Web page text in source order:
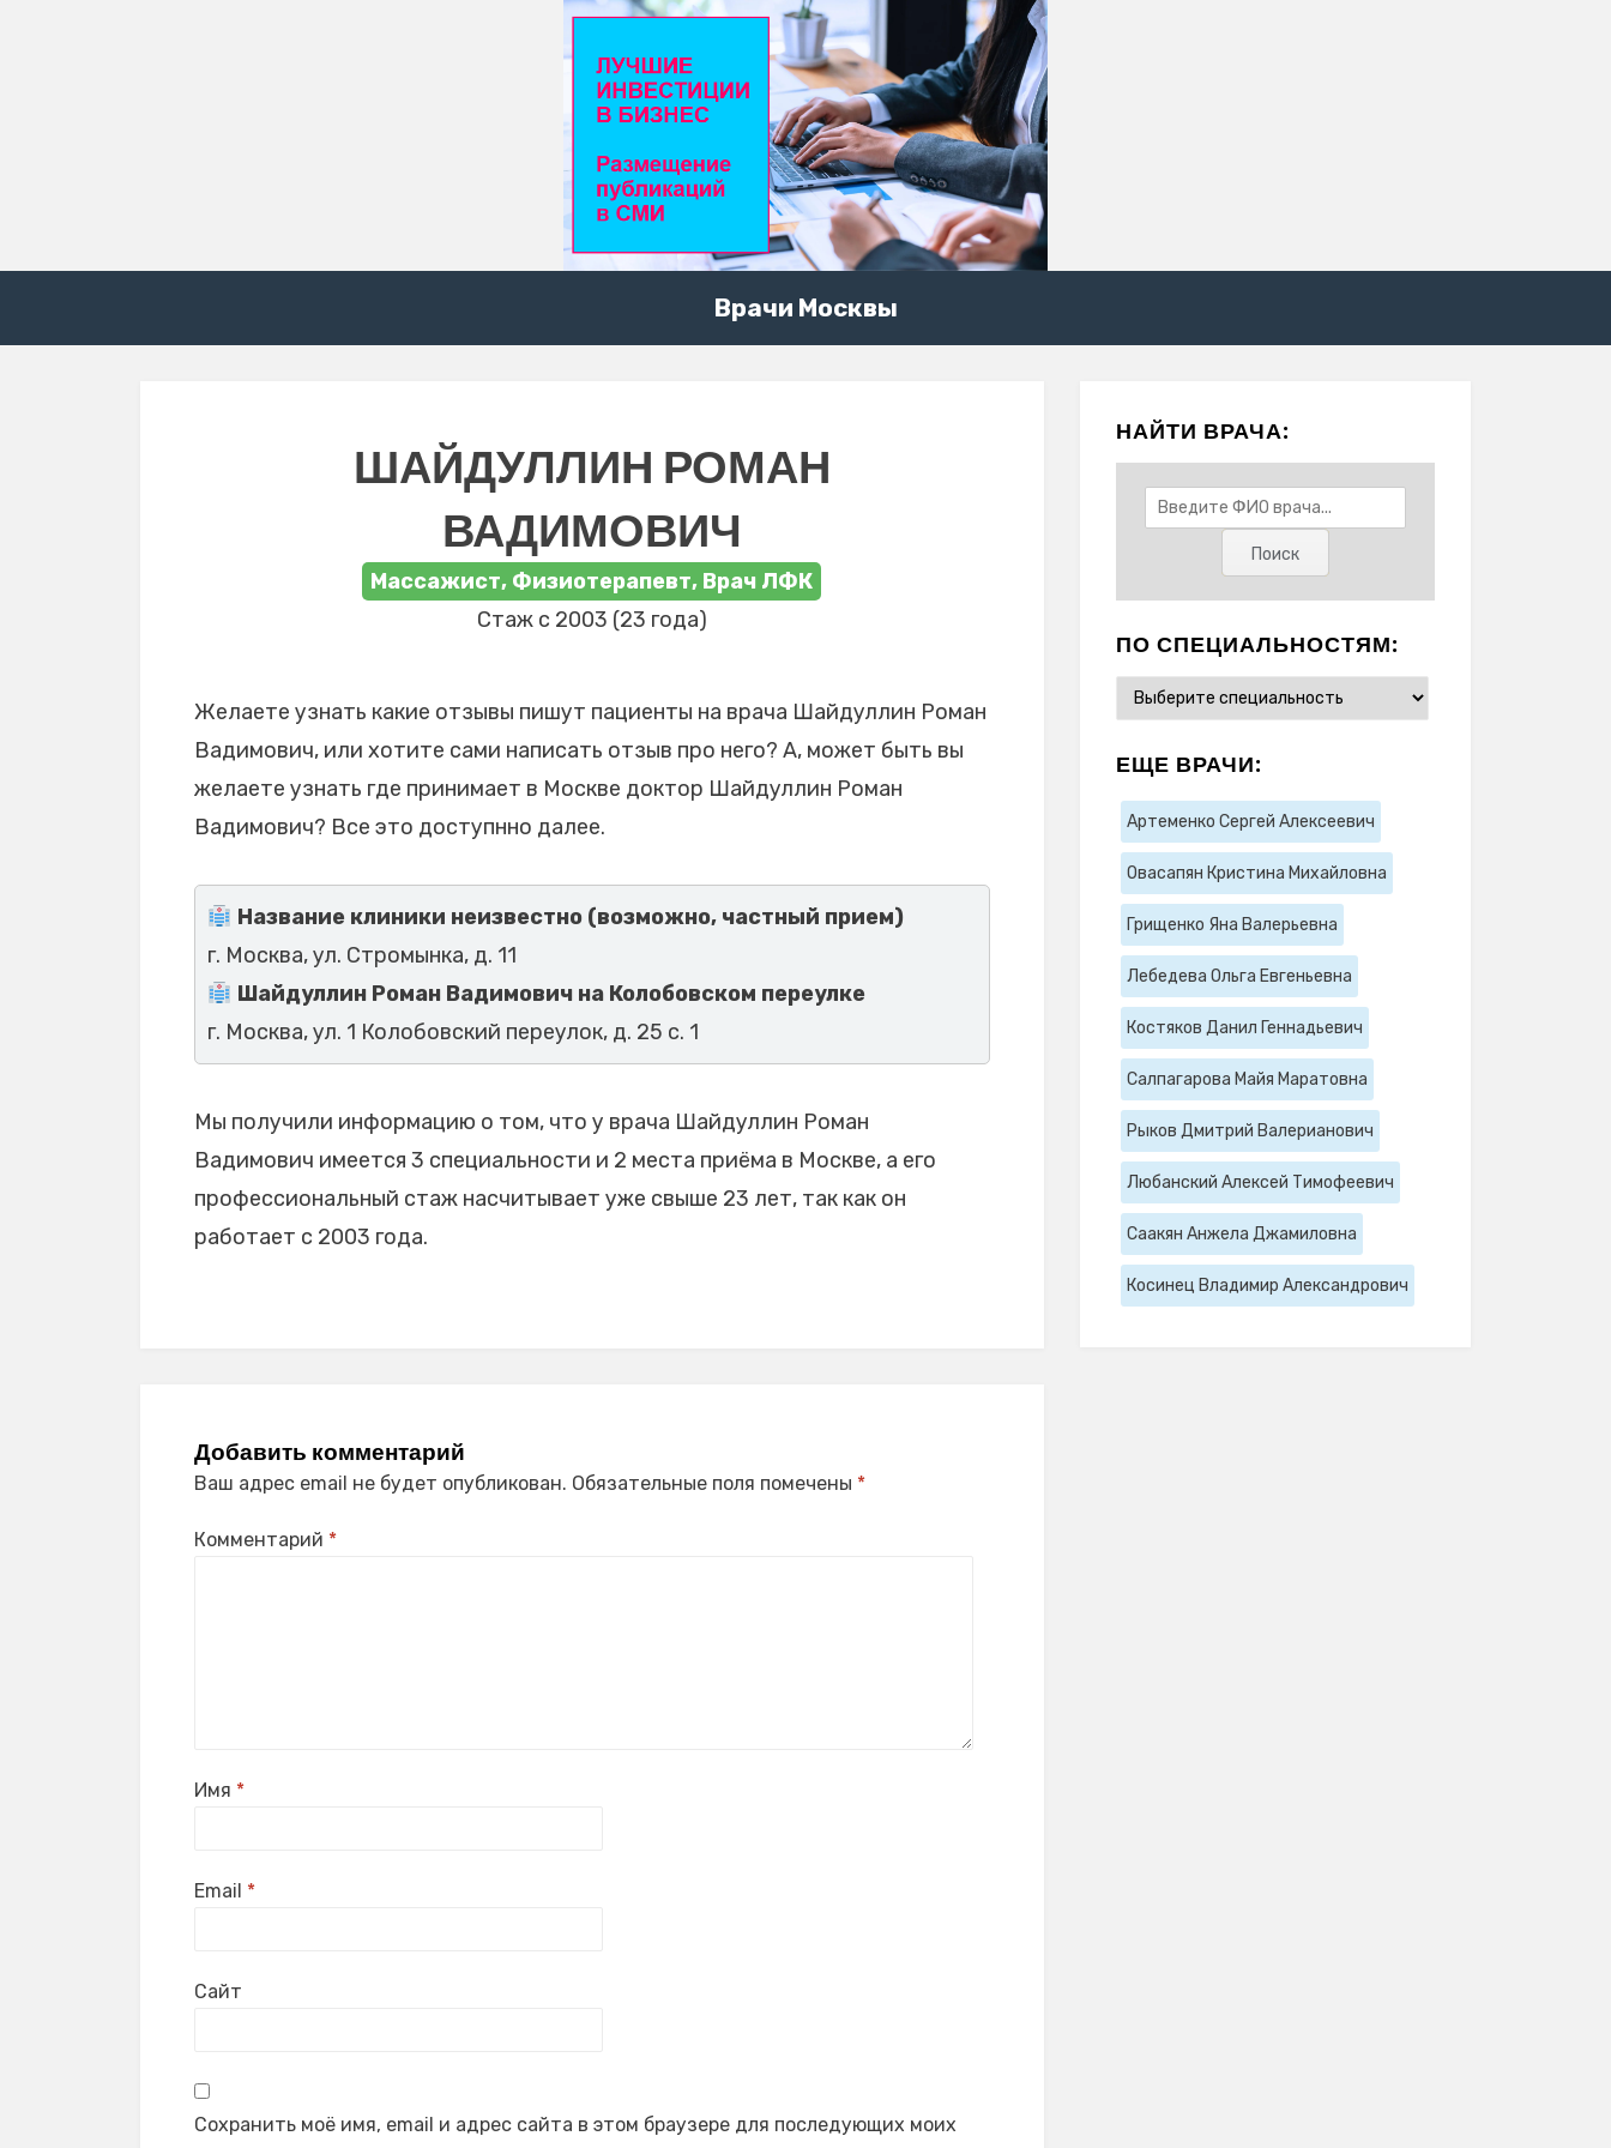
Врачи Москвы
ШАЙДУЛЛИН РОМАН
ВАДИМОВИЧ
Массажист, Физиотерапевт, Врач ЛФК
Стаж с 2003 (23 года)
Желаете узнать какие отзывы пишут пациенты на врача Шайдуллин Роман
Вадимович, или хотите сами написать отзыв про него? А, может быть вы
желаете узнать где принимает в Москве доктор Шайдуллин Роман
Вадимович? Все это доступнно далее.
Название клиники неизвестно (возможно, частный прием)
г. Москва, ул. Стромынка, д. 11
Шайдуллин Роман Вадимович на Колобовском переулке
г. Москва, ул. 1 Колобовский переулок, д. 25 с. 1
Мы получили информацию о том, что у врача Шайдуллин Роман
Вадимович имеется 3 специальности и 2 места приёма в Москве, а его
профессиональный стаж насчитывает уже свыше 23 лет, так как он
работает с 2003 года.
Добавить комментарий
Ваш адрес email не будет опубликован. Обязательные поля помечены *
Комментарий *
Имя *
Email *
Сайт
Сохранить моё имя, email и адрес сайта в этом браузере для последующих моих
НАЙТИ ВРАЧА:
ПО СПЕЦИАЛЬНОСТЯМ:
ЕЩЕ ВРАЧИ:
Артеменко Сергей Алексеевич
Овасапян Кристина Михайловна
Грищенко Яна Валерьевна
Лебедева Ольга Евгеньевна
Костяков Данил Геннадьевич
Салпагарова Майя Маратовна
Рыков Дмитрий Валерианович
Любанский Алексей Тимофеевич
Саакян Анжела Джамиловна
Косинец Владимир Александрович